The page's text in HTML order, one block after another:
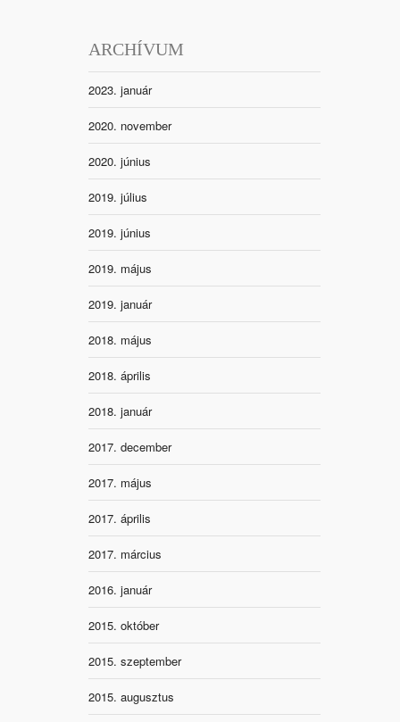
ARCHÍVUM
2023. január
2020. november
2020. június
2019. július
2019. június
2019. május
2019. január
2018. május
2018. április
2018. január
2017. december
2017. május
2017. április
2017. március
2016. január
2015. október
2015. szeptember
2015. augusztus